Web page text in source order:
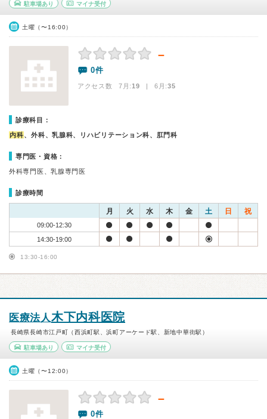
駐車場あり マイナ受付
土曜（〜16:00）
－
0件
アクセス数 7月:19 | 6月:35
診療科目：
内科、外科、乳腺科、リハビリテーション科、肛門科
専門医・資格：
外科専門医、乳腺専門医
診療時間
月 火 水 木 金 土 日 祝
09:00-12:30
14:30-19:00
13:30-16:00
医療法人木下内科医院
長崎県長崎市江戸町（西浜町駅、浜町アーケード駅、新地中華街駅）
駐車場あり マイナ受付
土曜（〜12:00）
－
0件